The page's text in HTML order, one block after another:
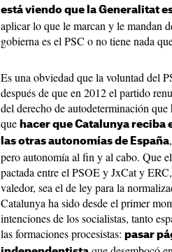
está viendo que la Generalitat
aplicar lo que le marcan y le mandan
gobierna es el PSC o no tiene nada
Es una obviedad que la voluntad del
después de que en 2012 el partido
del derecho de autodeterminación
que hacer que Catalunya
las otras autonomías de España
pero autonomía al fin y al cabo. Que
pactada entre el PSOE y JxCat y
valedor, sea el de ley para la
Catalunya ha sido desde el primer
intenciones de los socialistas, tanto
las formaciones procesistas: pasar